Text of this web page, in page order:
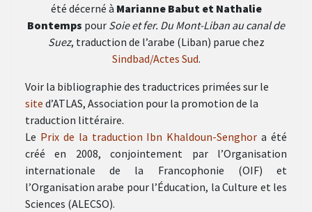
été décerné à Marianne Babut et Nathalie
Bontemps pour Soie et fer. Du Mont-Liban au canal de
Suez, traduction de l’arabe (Liban) parue chez
Sindbad/Actes Sud.
Voir la bibliographie des traductrices primées sur le
site d’ATLAS, Association pour la promotion de la
traduction littéraire.
Le Prix de la traduction Ibn Khaldoun-Senghor a été
créé en 2008, conjointement par l’Organisation
internationale de la Francophonie (OIF) et
l’Organisation arabe pour l’Éducation, la Culture et les
Sciences (ALECSO).